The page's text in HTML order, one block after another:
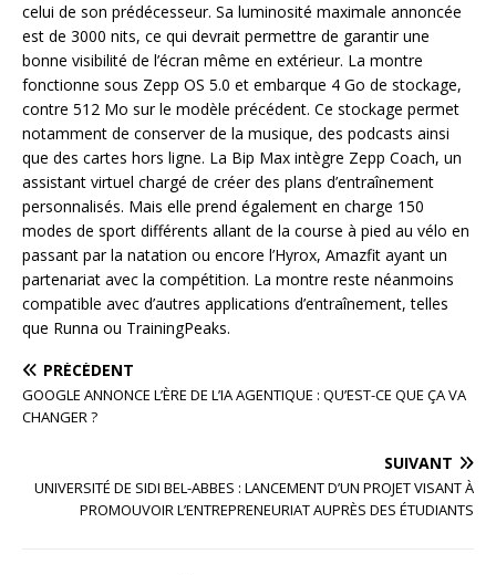
celui de son prédécesseur. Sa luminosité maximale annoncée
est de 3000 nits, ce qui devrait permettre de garantir une
bonne visibilité de l’écran même en extérieur. La montre
fonctionne sous Zepp OS 5.0 et embarque 4 Go de stockage,
contre 512 Mo sur le modèle précédent. Ce stockage permet
notamment de conserver de la musique, des podcasts ainsi
que des cartes hors ligne. La Bip Max intègre Zepp Coach, un
assistant virtuel chargé de créer des plans d’entraînement
personnalisés. Mais elle prend également en charge 150
modes de sport différents allant de la course à pied au vélo en
passant par la natation ou encore l’Hyrox, Amazfit ayant un
partenariat avec la compétition. La montre reste néanmoins
compatible avec d’autres applications d’entraînement, telles
que Runna ou TrainingPeaks.
PRÉCÉDENT
GOOGLE ANNONCE L’ÈRE DE L’IA AGENTIQUE : QU’EST-CE QUE ÇA VA
CHANGER ?
SUIVANT
UNIVERSITÉ DE SIDI BEL-ABBES : LANCEMENT D’UN PROJET VISANT À
PROMOUVOIR L’ENTREPRENEURIAT AUPRÈS DES ÉTUDIANTS